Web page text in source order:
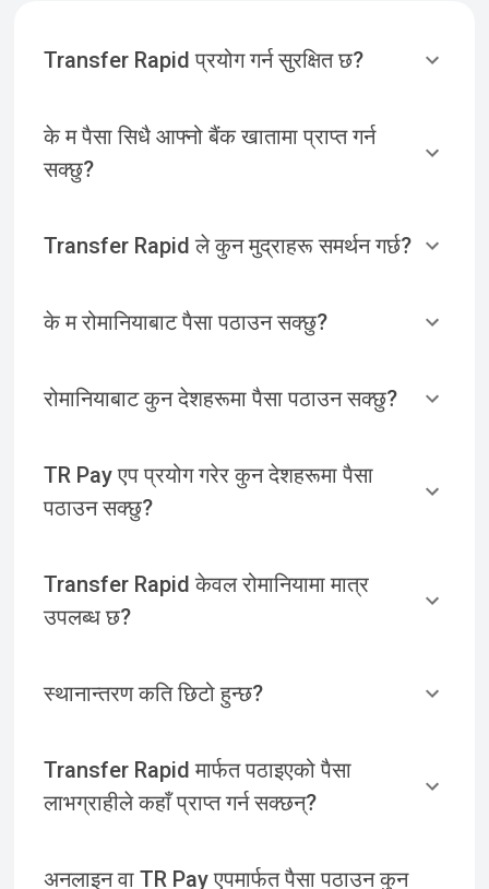
Transfer Rapid प्रयोग गर्न सुरक्षित छ?
के म पैसा सिधै आफ्नो बैंक खातामा प्राप्त गर्न
सक्छु?
Transfer Rapid ले कुन मुद्राहरू समर्थन गर्छ?
के म रोमानियाबाट पैसा पठाउन सक्छु?
रोमानियाबाट कुन देशहरूमा पैसा पठाउन सक्छु?
TR Pay एप प्रयोग गरेर कुन देशहरूमा पैसा
पठाउन सक्छु?
Transfer Rapid केवल रोमानियामा मात्र
उपलब्ध छ?
स्थानान्तरण कति छिटो हुन्छ?
Transfer Rapid मार्फत पठाइएको पैसा
लाभग्राहीले कहाँ प्राप्त गर्न सक्छन्?
अनलाइन वा TR Pay एपमार्फत पैसा पठाउन कुन